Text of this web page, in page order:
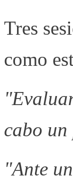
Tres
como
cabo
"Ante